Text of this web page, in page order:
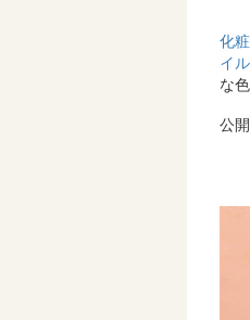
化
イ
な
公